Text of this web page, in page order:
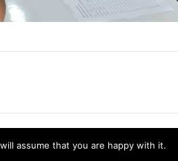
assume that you are happy with it.